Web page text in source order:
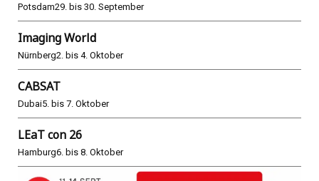
Potsdam29. bis 30. September
Imaging World
Nürnberg2. bis 4. Oktober
CABSAT
Dubai5. bis 7. Oktober
LEaT con 26
Hamburg6. bis 8. Oktober